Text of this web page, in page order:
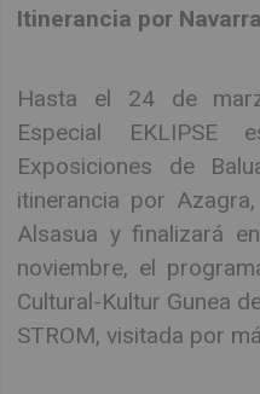
Itinerancia por
Hasta el 24 de
Especial
Exposiciones de
itinerancia por
Alsasua y finalizará
noviembre, el
Cultural-Kultur Gunea
STROM, visitada por